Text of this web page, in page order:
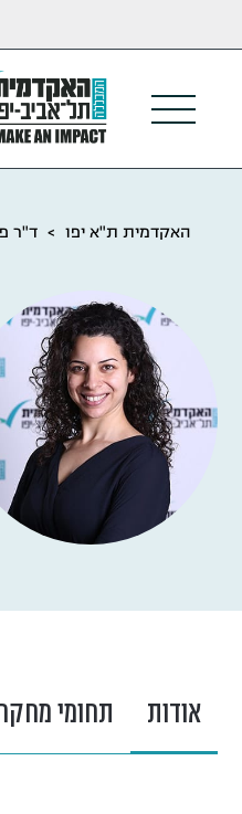
האקדמית ת"א יפו > ד"ר
אודות תחומי